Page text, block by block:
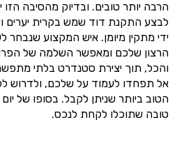
הרבה יותר טובים. ובדיוק מהסיבה
לבצע התקנת דוד שמש בקרית יערים
ידי מתקין מיומן. איש המקצוע
הרצון שלכם ומאפשר השלמה של
והכל, תוך יצירת סטנדרט בלתי
אל תפחדו לעמוד על שלכם, ולדרוש
הטוב ביותר שניתן לקבל. בסופו של
טובה שתוכלו לקחת לנכס.